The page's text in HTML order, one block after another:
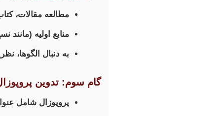
مطالعه مقالات،
منابع اولیه
به دنبال الگوها،
گام سوم: تدوین
پروپوزال شامل